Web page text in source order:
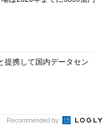
提携して国内データセン
Recommended by